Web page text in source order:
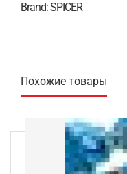
Brand: SPICER
Похожие товары